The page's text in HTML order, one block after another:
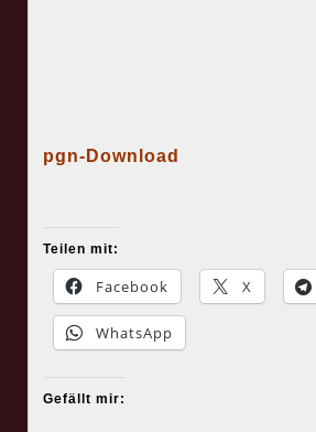
pgn-Download
Teilen mit:
Facebook X
WhatsApp
Gefällt mir: